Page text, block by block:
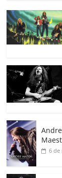
c
e
b
o
o
k
6 de